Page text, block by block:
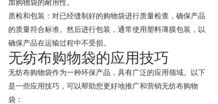
加购物袋的耐用性。
质检和包装：对已经缝制好的购物袋进行质量检查，确保产品
的质量符合标准。然后进行包装，通常使用塑料薄膜包装，以
确保产品在运输过程中不受损。
无纺布购物袋的应用技巧
无纺布购物袋作为一种环保产品，具有广泛的应用领域。以下
是一些应用技巧，可以帮助您更好地推广和营销无纺布购物
袋：